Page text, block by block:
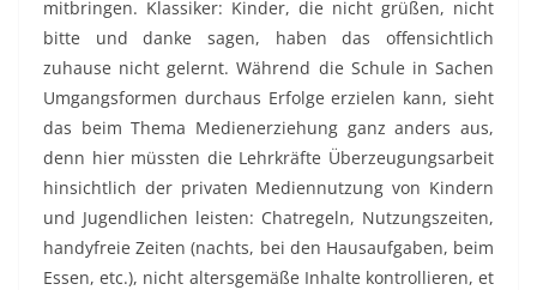
mitbringen. Klassiker: Kinder, die nicht grüßen, nicht
bitte und danke sagen, haben das offensichtlich
zuhause nicht gelernt. Während die Schule in Sachen
Umgangsformen durchaus Erfolge erzielen kann, sieht
das beim Thema Medienerziehung ganz anders aus,
denn hier müssten die Lehrkräfte Überzeugungsarbeit
hinsichtlich der privaten Mediennutzung von Kindern
und Jugendlichen leisten: Chatregeln, Nutzungszeiten,
handyfreie Zeiten (nachts, bei den Hausaufgaben, beim
Essen, etc.), nicht altersgemäße Inhalte kontrollieren, et